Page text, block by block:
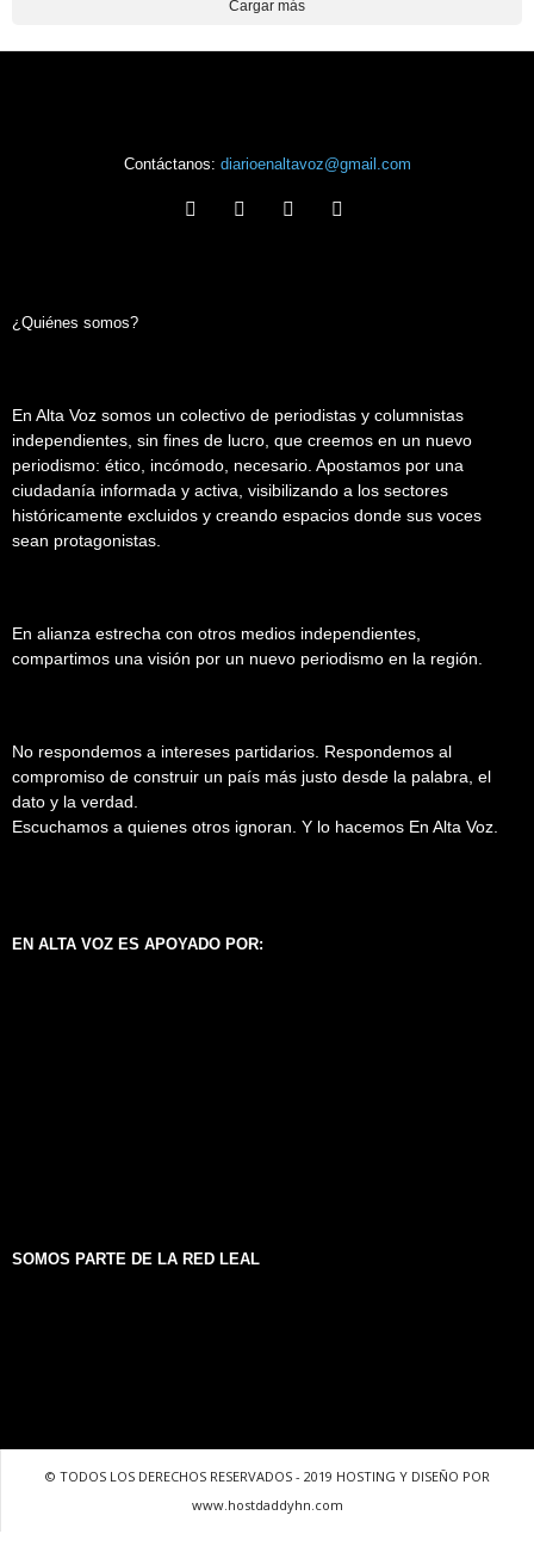
Cargar más
Contáctanos: diarioenaltavoz@gmail.com
¿Quiénes somos?
En Alta Voz somos un colectivo de periodistas y columnistas
independientes, sin fines de lucro, que creemos en un nuevo
periodismo: ético, incómodo, necesario. Apostamos por una
ciudadanía informada y activa, visibilizando a los sectores
históricamente excluidos y creando espacios donde sus voces
sean protagonistas.
En alianza estrecha con otros medios independientes,
compartimos una visión por un nuevo periodismo en la región.
No respondemos a intereses partidarios. Respondemos al
compromiso de construir un país más justo desde la palabra, el
dato y la verdad.
Escuchamos a quienes otros ignoran. Y lo hacemos En Alta Voz.
EN ALTA VOZ ES APOYADO POR:
SOMOS PARTE DE LA RED LEAL
© TODOS LOS DERECHOS RESERVADOS - 2019 HOSTING Y DISEÑO POR
www.hostdaddyhn.com